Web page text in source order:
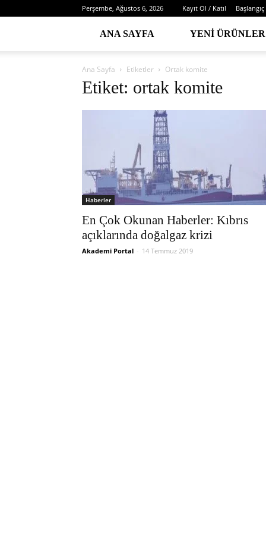
Perşembe, Ağustos 6, 2026 Kayıt Ol / Katıl Başlangıç
ANA SAYFA YENI ÜRÜNLER
Ana Sayfa Etiketler Ortak komite
Etiket: ortak komite
Haberler
En Çok Okunan Haberler: Kıbrıs
açıklarında doğalgaz krizi
Akademi Portal - 14 Temmuz 2019